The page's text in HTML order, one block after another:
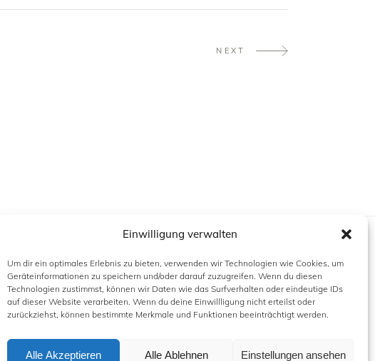
Einwilligung verwalten
Um dir ein optimales Erlebnis zu bieten, verwenden wir Technologien wie Cookies, um
Geräteinformationen zu speichern und/oder darauf zuzugreifen. Wenn du diesen
Technologien zustimmst, können wir Daten wie das Surfverhalten oder eindeutige IDs
auf dieser Website verarbeiten. Wenn du deine Einwillligung nicht erteilst oder
zurückziehst, können bestimmte Merkmale und Funktionen beeinträchtigt werden.
Alle Akzeptieren Alle Ablehnen Einstellungen ansehen
NEXT
INFORMATION
KONTAKT
DATENSCHUTZERKLÄRUNG